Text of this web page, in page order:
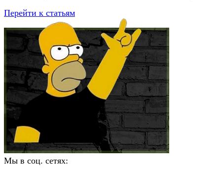
Перейти к статьям
Мы в соц. сетях: